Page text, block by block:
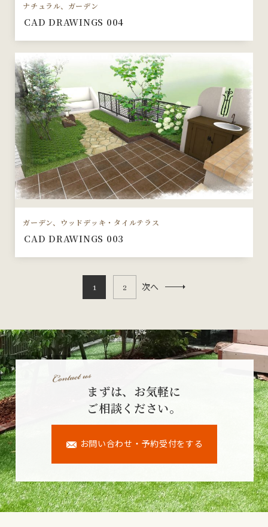
ナチュラル、ガーデン
CAD DRAWINGS 004
ガーデン、ウッドデッキ・タイルテラス
CAD DRAWINGS 003
1 2 次へ
まずは、お気軽に
ご相談ください。
お問い合わせ・予約受付をする